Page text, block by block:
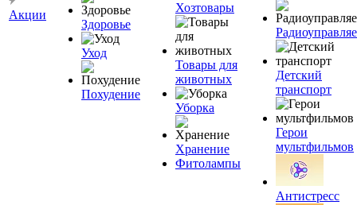
Акции
Здоровье
Уход
Похудение
Хозтовары
Товары для
животных
Уборка
Хранение
Фитолампы
Детский
транспорт
Герои
мультфильмов
Антистресс